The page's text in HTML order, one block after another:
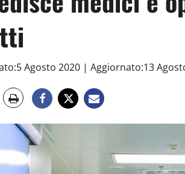
Agosto 2020 | Aggiornato:13